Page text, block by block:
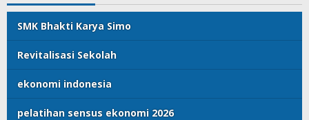
SMK Bhakti Karya Simo
Revitalisasi Sekolah
ekonomi indonesia
pelatihan sensus ekonomi 2026